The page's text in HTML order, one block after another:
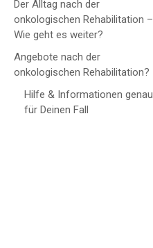
Der Alltag nach der
onkologischen Rehabilitation –
Wie geht es weiter?
Angebote nach der
onkologischen Rehabilitation?
Hilfe & Informationen genau
für Deinen Fall